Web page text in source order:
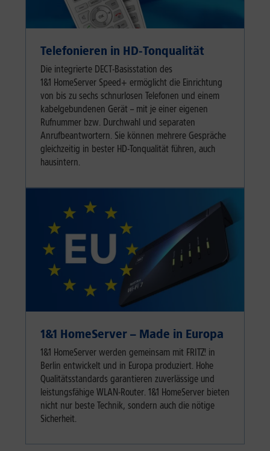
Telefonieren in HD-Tonqualität
Die integrierte DECT-Basisstation des
1&1 HomeServer Speed+ ermöglicht die Einrichtung
von bis zu sechs schnurlosen Telefonen und einem
kabelgebundenen Gerät – mit je einer eigenen
Rufnummer bzw. Durchwahl und separaten
Anrufbeantwortern. Sie können mehrere Gespräche
gleichzeitig in bester HD-Tonqualität führen, auch
hausintern.
1&1 HomeServer – Made in Europa
1&1 HomeServer werden gemeinsam mit FRITZ! in
Berlin entwickelt und in Europa produziert. Hohe
Qualitätsstandards garantieren zuverlässige und
leistungsfähige WLAN-Router. 1&1 HomeServer bieten
nicht nur beste Technik, sondern auch die nötige
Sicherheit.